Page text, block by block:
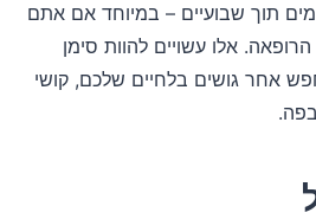
תוך שבועיים – במיוחד אם אתם
אלו עשויים להוות סימן
אחר גושים בלחיים שלכם, קושי